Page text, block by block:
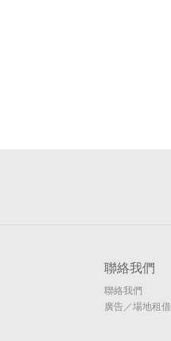
聯絡我們
聯絡我們
廣告／場地租借